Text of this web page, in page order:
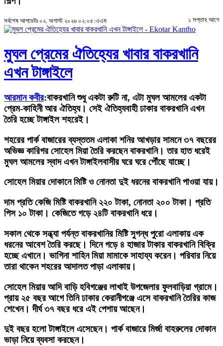
সর্বশেষ আপডেটঃ ০২. অগাস্ট ২০২৬ ০২:০৫:এএম ১ সপ্তাহ আগে
মুঘল প্রেমের ঐতিহ্যের খাবার বাকরখানি
এখন টাঙ্গাইলে
আরমান কবীর:বাকরখানি শুধু একটা রুটি না, এটা মুঘল আমলের একটা
প্রেম-কাহিনী আর ঐতিহ্য। সেই ঐতিহ্যবাহী ঢাকার বাকরখানি এখন
তৈরি হচ্ছে টাঙ্গাইল শহরেই।
শহরের পার্ক বাজারের ব্যস্ততম এলাকা শনির আখড়ার সামনে ৩৭ বছরের
অভিজ্ঞ কারিগর সোহেল মিয়া তৈরি করছেন বাকরখানি। তার হাত ধরেই
মুঘল আমলের স্বাদ এখন টাঙ্গাইলবাসীর ঘরে ঘরে পৌঁছে যাচ্ছে।
সোহেল মিয়ার দোকানে মিষ্টি ও নোনতা দুই ধরনের বাকরখানি পাওয়া যায়।
দাম প্রতি কেজি মিষ্টি বাকরখানি ২২০ টাকা, নোনতা ২০০ টাকা। প্রতি
পিস ১০ টাকা। কেজিতে গড়ে ২৪টি বাকরখানি ধরে।
সকাল থেকে সন্ধ্যা পর্যন্ত বাকরখানির মিষ্টি সুগন্ধ পুরো এলাকায় এক
ধরনের আবেশ তৈরি করছে। দিনে গড়ে ৪ হাজার টাকার বাকরখানি বিক্রি
হচ্ছে এখানে। ভাগিনা শাহিন মিয়া মামাকে সাহায্য করেন। পরিবার নিয়ে
তারা থাকেন শহরের আদালত পাড়া এলাকায়।
সোহেল মিয়ার আদি বাড়ি হবিগঞ্জের লাখাই উপজেলার ফুলবাড়িয়া গ্রামে।
প্রায় ২৫ বছর আগে তিনি ঢাকার কেরানীগঞ্জে এসে বাকরখানি তৈরির কাজ
শেখেন। দীর্ঘ ৩৭ বছর ধরে এই পেশায় আছেন।
দুই বছর হলো টাঙ্গাইলে এসেছেন। পার্ক বাজারে মির্জা বাহরুলের দোকান
ভাড়া নিয়ে ব্যবসা করছেন।